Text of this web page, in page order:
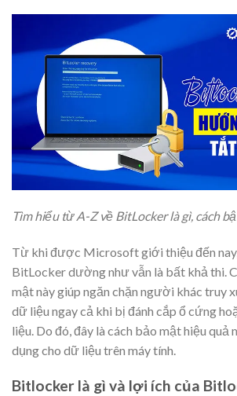
Tìm hiểu từ A-Z về BitLocker là gì, cách
Từ khi được Microsoft giới thiệu đến
BitLocker dường như vẫn là bất khả thi.
mật này giúp ngăn chặn người khác truy
dữ liệu ngay cả khi bị đánh cắp ổ cứng
liệu. Do đó, đây là cách bảo mật hiệu quả
dụng cho dữ liệu trên máy tính.
Bitlocker là gì và lợi ích của